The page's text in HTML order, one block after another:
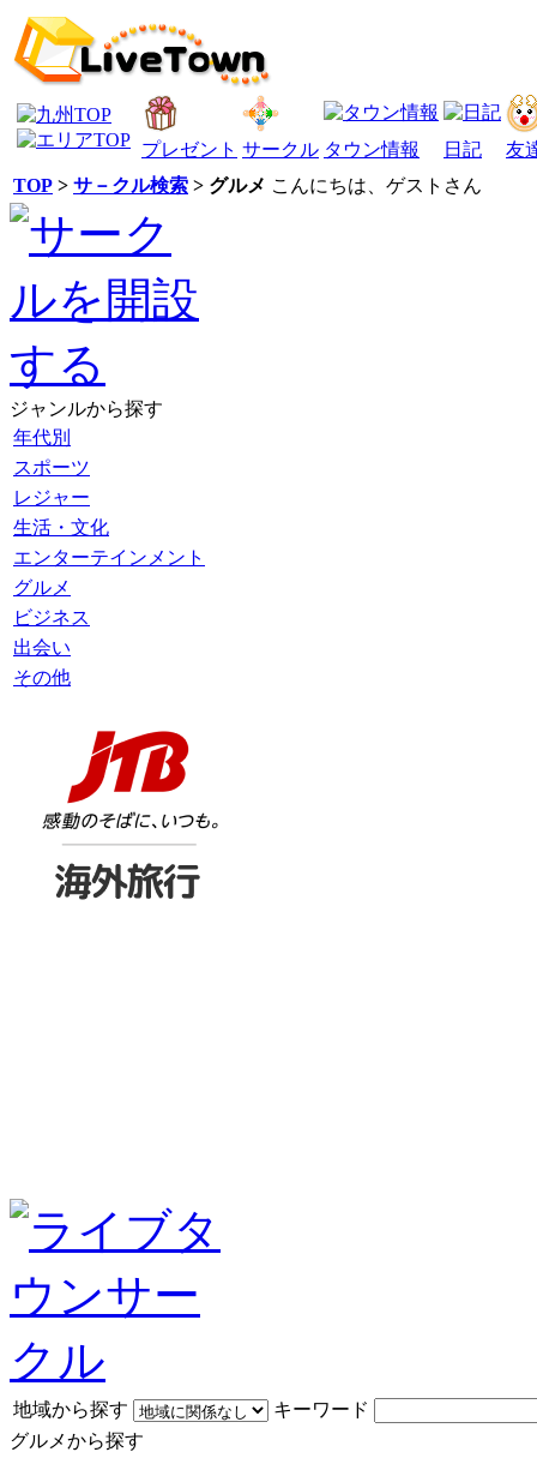
プレゼント サークル タウン情報 日記
友
TOP > サ－クル検索 > グルメ こんにちは、 ゲスト さん
ジャンルから探す
年代別
スポーツ
レジャー
生活・文化
エンターテインメント
グルメ
ビジネス
出会い
その他
地域から探す
キーワード
グルメから探す